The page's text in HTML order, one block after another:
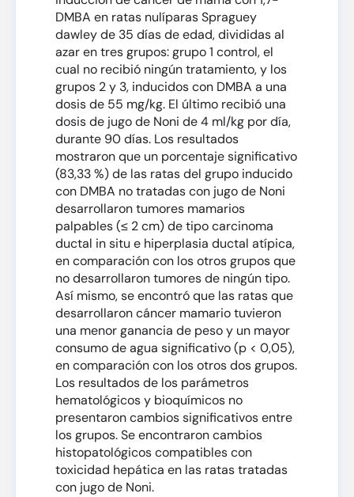
DMBA en ratas nulíparas Spraguey
dawley de 35 días de edad, divididas al
azar en tres grupos: grupo 1 control, el
cual no recibió ningún tratamiento, y los
grupos 2 y 3, inducidos con DMBA a una
dosis de 55 mg/kg. El último recibió una
dosis de jugo de Noni de 4 ml/kg por día,
durante 90 días. Los resultados
mostraron que un porcentaje significativo
(83,33 %) de las ratas del grupo inducido
con DMBA no tratadas con jugo de Noni
desarrollaron tumores mamarios
palpables (≤ 2 cm) de tipo carcinoma
ductal in situ e hiperplasia ductal atípica,
en comparación con los otros grupos que
no desarrollaron tumores de ningún tipo.
Así mismo, se encontró que las ratas que
desarrollaron cáncer mamario tuvieron
una menor ganancia de peso y un mayor
consumo de agua significativo (p < 0,05),
en comparación con los otros dos grupos.
Los resultados de los parámetros
hematológicos y bioquímicos no
presentaron cambios significativos entre
los grupos. Se encontraron cambios
histopatológicos compatibles con
toxicidad hepática en las ratas tratadas
con jugo de Noni.